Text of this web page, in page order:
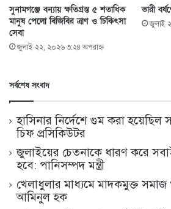
সুনামগঞ্জে বন্যায় ক্ষতিগ্রস্ত ৫ শতাধিক
মানুষ পেলো বিজিবির ত্রাণ ও চিকিৎসা
সেবা
জুলাই ২২, ২০২৬ ৩:২৪ অপরাহ্ণ
ভারী
জুলাই
সর্বশেষ সংবাদ
হাসিনার নির্দেশে গুম করা
চিফ প্রসিকিউটর
জুলাইয়ের চেতনাকে ধারণ করে
হবে: পানিসম্পদ মন্ত্রী
খেলাধুলার মাধ্যমে মাদকমুক্ত
আমিনুল হক